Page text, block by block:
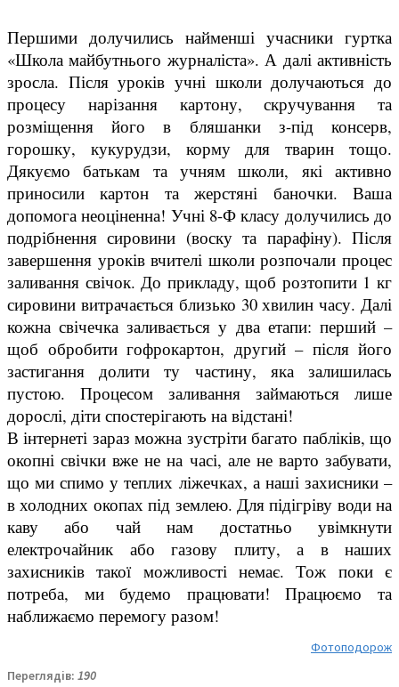
Першими долучились найменші учасники гуртка
«Школа майбутнього журналіста». А далі активність
зросла. Після уроків учні школи долучаються до
процесу нарізання картону, скручування та
розміщення його в бляшанки з-під консерв,
горошку, кукурудзи, корму для тварин тощо.
Дякуємо батькам та учням школи, які активно
приносили картон та жерстяні баночки. Ваша
допомога неоціненна! Учні 8-Ф класу долучились до
подрібнення сировини (воску та парафіну). Після
завершення уроків вчителі школи розпочали процес
заливання свічок. До прикладу, щоб розтопити 1 кг
сировини витрачається близько 30 хвилин часу. Далі
кожна свічечка заливається у два етапи: перший –
щоб обробити гофрокартон, другий – після його
застигання долити ту частину, яка залишилась
пустою. Процесом заливання займаються лише
дорослі, діти спостерігають на відстані!
В інтернеті зараз можна зустріти багато пабліків, що
окопні свічки вже не на часі, але не варто забувати,
що ми спимо у теплих ліжечках, а наші захисники –
в холодних окопах під землею. Для підігріву води на
каву або чай нам достатньо увімкнути
електрочайник або газову плиту, а в наших
захисників такої можливості немає. Тож поки є
потреба, ми будемо працювати! Працюємо та
наближаємо перемогу разом!
Фотоподорож
Переглядів: 190